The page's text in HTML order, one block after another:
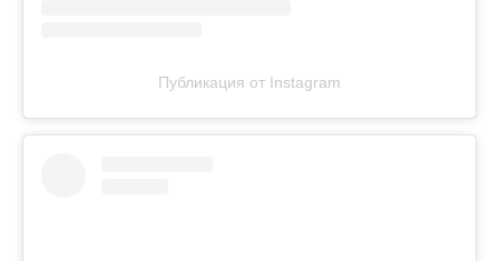
Публикация от Instagram